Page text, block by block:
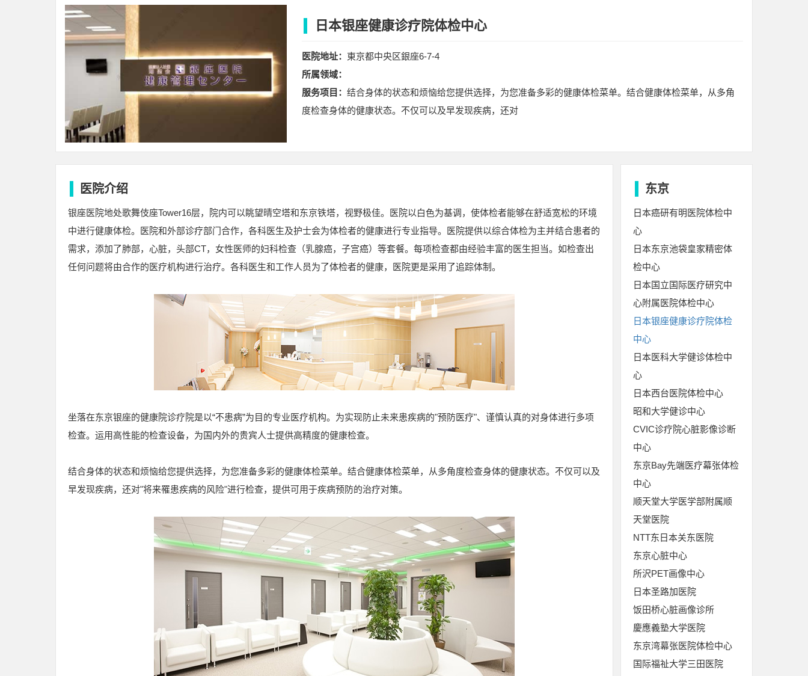
日本银座健康诊疗院体检中心
医院地址： 東京都中央区銀座6-7-4
所属领域：
服务项目：结合身体的状态和烦恼给您提供选择，为您准备多彩的健康体检菜单。结合健康体检菜单，从多角
度检查身体的健康状态。不仅可以及早发现疾病，还对
医院介绍
银座医院地处歌舞伎座Tower16层，院内可以眺望晴空塔和东京铁塔，视野极佳。医院以白色为基调，使体检者能够在舒适宽松的环境
中进行健康体检。医院和外部诊疗部门合作，各科医生及护士会为体检者的健康进行专业指导。医院提供以综合体检为主并结合患者的
需求，添加了肺部，心脏，头部CT，女性医师的妇科检查（乳腺癌，子宫癌）等套餐。每项检查都由经验丰富的医生担当。如检查出
任何问题将由合作的医疗机构进行治疗。各科医生和工作人员为了体检者的健康，医院更是采用了追踪体制。
坐落在东京银座的健康院诊疗院是以“不患病”为目的专业医疗机构。为实现防止未来患疾病的"预防医疗"、谨慎认真的对身体进行多项
检查。运用高性能的检查设备，为国内外的贵宾人士提供高精度的健康检查。
结合身体的状态和烦恼给您提供选择，为您准备多彩的健康体检菜单。结合健康体检菜单，从多角度检查身体的健康状态。不仅可以及
早发现疾病，还对"将来罹患疾病的风险"进行检查，提供可用于疾病预防的治疗对策。
东京
日本癌研有明医院体检中
心
日本东京池袋皇家精密体
检中心
日本国立国际医疗研究中
心附属医院体检中心
日本银座健康诊疗院体检
中心
日本医科大学健诊体检中
心
日本西台医院体检中心
昭和大学健诊中心
CVIC诊疗院心脏影像诊断
中心
东京Bay先端医疗幕张体检
中心
顺天堂大学医学部附属顺
天堂医院
NTT东日本关东医院
东京心脏中心
所沢PET画像中心
日本圣路加医院
饭田桥心脏画像诊所
慶應義塾大学医院
东京湾幕张医院体检中心
国际福祉大学三田医院